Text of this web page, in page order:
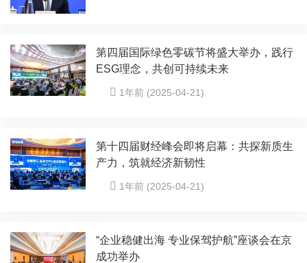
第四届国际绿色零碳节将盛大举办，践行
ESG理念，共创可持续未来
1年前 (2025-04-21)
第十四届财经峰会即将启幕：共探新质生
产力，筑就经济新韧性
1年前 (2025-04-21)
“企业稳健出海 专业保驾护航”座谈会在京
成功举办